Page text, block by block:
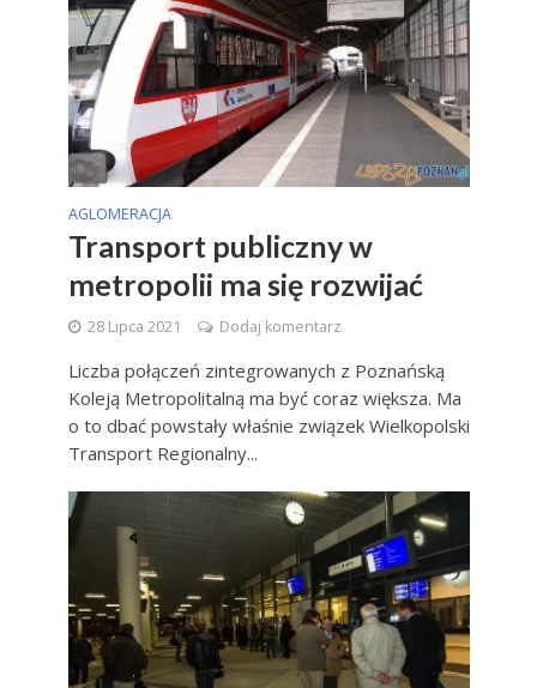
AGLOMERACJA
Transport publiczny w
metropolii ma się rozwijać
28 Lipca 2021 Dodaj komentarz
Liczba połączeń zintegrowanych z Poznańską
Koleją Metropolitalną ma być coraz większa. Ma
o to dbać powstały właśnie związek Wielkopolski
Transport Regionalny...